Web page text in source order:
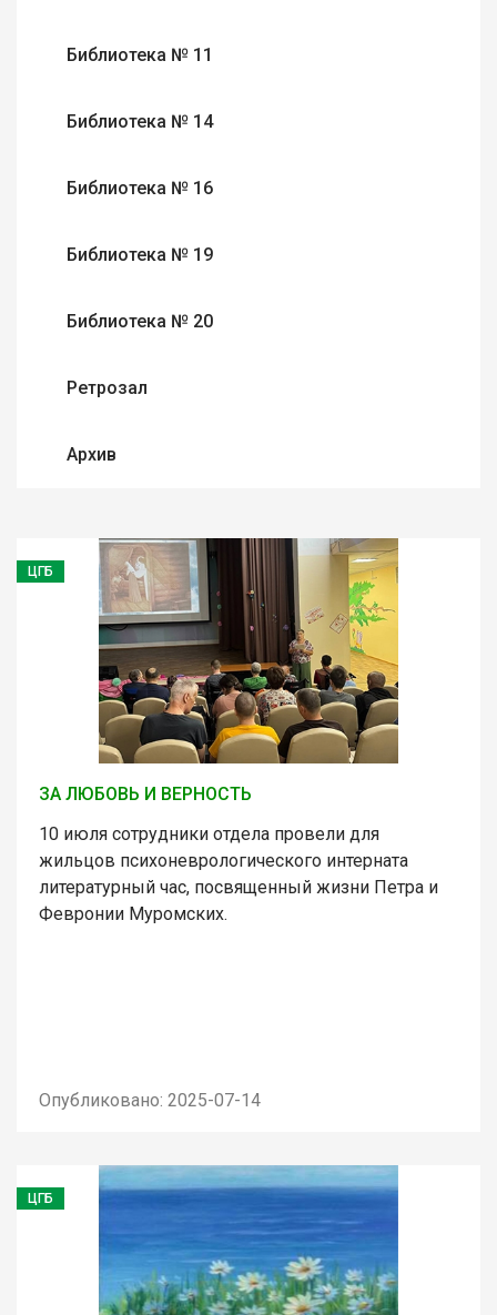
Библиотека № 11
Библиотека № 14
Библиотека № 16
Библиотека № 19
Библиотека № 20
Ретрозал
Архив
ЦГБ
ЗА ЛЮБОВЬ И ВЕРНОСТЬ
10 июля сотрудники отдела провели для
жильцов психоневрологического интерната
литературный час, посвященный жизни Петра и
Февронии Муромских.
Опубликовано: 2025-07-14
ЦГБ